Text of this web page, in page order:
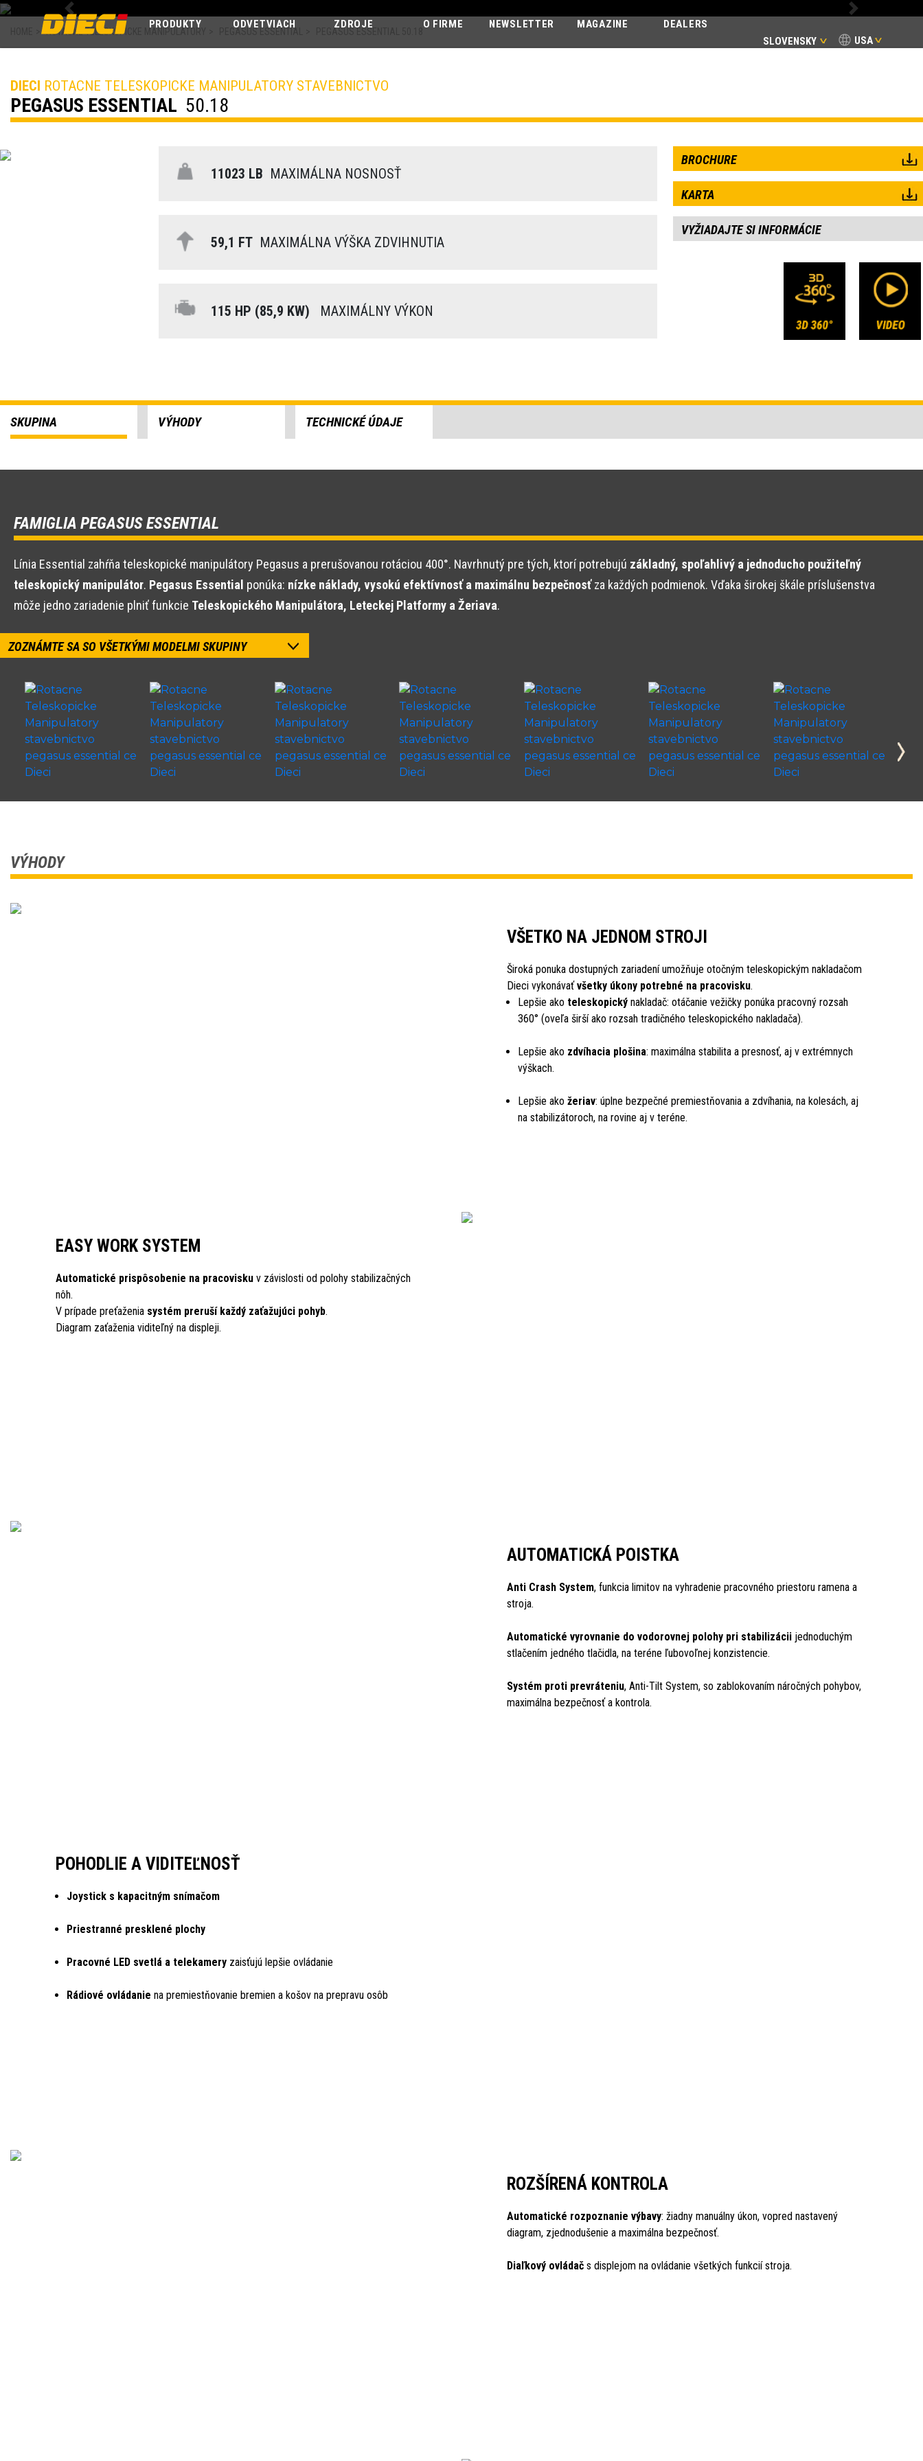
USA
SLOVENSKY
NEWSLETTER MAGAZINE DEALERS
PRODUKTY ODVETVIACH ZDROJE O FIRME
Previous Next
PEGASUS ESSENTIAL
ROTACNE TELESKOPICKE MANIPULATORY
DIECI ROTACNE TELESKOPICKE MANIPULATORY STAVEBNICTVO
PEGASUS ESSENTIAL 50.18
11023 LB MAXIMÁLNA NOSNOSŤ
59,1 FTMAXIMÁLNA VÝŠKA ZDVIHNUTIA
115 HP (85,9 KW) MAXIMÁLNY VÝKON
BROCHURE
KARTA
VYŽIADAJTE SI INFORMÁCIE
SKUPINA VÝHODY TECHNICKÉ ÚDAJE
FAMIGLIA PEGASUS ESSENTIAL
Línia Essential zahŕňa teleskopické manipulátory Pegasus a prerušovanou rotáciou 400°. Navrhnutý pre tých, ktorí potrebujú základný, spoľahlivý a jednoducho použiteľný
teleskopický manipulátor. Pegasus Essential ponúka: nízke náklady, vysokú efektívnosť a maximálnu bezpečnosťza každých podmienok. Vďaka širokej škále príslušenstva
môže jedno zariadenie plniť funkcie Teleskopického Manipulátora, Leteckej Platformy a Žeriava.
ZOZNÁMTE SA SO VŠETKÝMI MODELMI SKUPINY
VÝHODY
VŠETKO NA JEDNOM STROJI
Široká ponuka dostupných zariadení umožňuje otočným teleskopickým nakladačom
Dieci vykonávaťvšetky úkony potrebné na pracovisku.
Lepšie ako teleskopickýnakladač: otáčanie vežičky ponúka pracovný rozsah
360° (oveľa širší ako rozsah tradičného teleskopického nakladača).
Lepšie ako zdvíhacia plošina: maximálna stabilita a presnosť, aj v extrémnych
výškach.
Lepšie ako žeriav: úplne bezpečné premiestňovania a zdvíhania, na kolesách, aj
na stabilizátoroch, na rovine aj v teréne.
EASY WORK SYSTEM
Automatické prispôsobenie na pracoviskuv závislosti od polohy stabilizačných
nôh.
V prípade preťaženia systém preruší každý zaťažujúci pohyb.
Diagram zaťaženia viditeľný na displeji.
AUTOMATICKÁ POISTKA
Anti Crash System, funkcia limitov na vyhradenie pracovného priestoru ramena a
stroja.
Automatické vyrovnanie do vodorovnej polohy pri stabilizáciijednoduchým
stlačením jedného tlačidla, na teréne ľubovoľnej konzistencie.
Systém proti prevráteniu, Anti-Tilt System, so zablokovaním náročných pohybov,
maximálna bezpečnosť a kontrola.
POHODLIE A VIDITEĽNOSŤ
Joystick s kapacitným snímačom
Priestranné presklené plochy
Pracovné LED svetlá a telekameryzaisťujú lepšie ovládanie
Rádiové ovládanie na premiestňovanie bremien a košov na prepravu osôb
ROZŠÍRENÁ KONTROLA
Automatické rozpoznanie výbavy: žiadny manuálny úkon, vopred nastavený
diagram, zjednodušenie a maximálna bezpečnosť.
Diaľkový ovládačs displejom na ovládanie všetkých funkcií stroja.